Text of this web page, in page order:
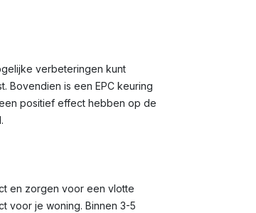
verbeteringen kunt
Bovendien is een EPC keuring
positief effect hebben op de
en zorgen voor een vlotte
voor je woning. Binnen 3-5